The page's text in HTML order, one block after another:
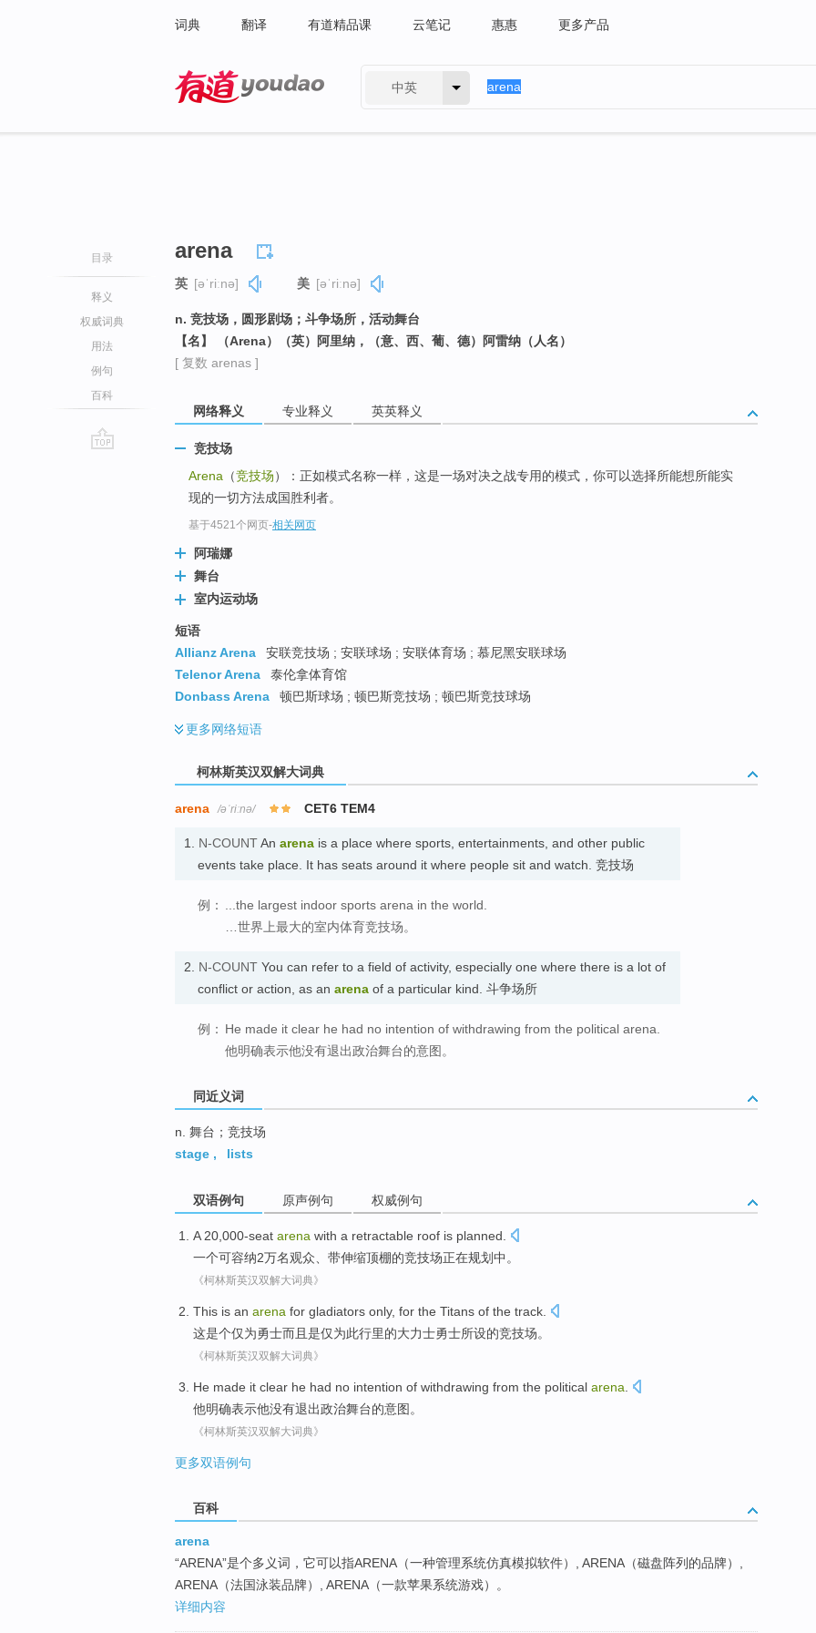
词典 翻译 有道精品课 云笔记 惠惠 更多产品
中英
目录
释义
权威词典
用法
例句
百科
arena
英 [əˈriːnə] 美 [əˈriːnə]
n. 竞技场，圆形剧场；斗争场所，活动舞台
【名】 （Arena）（英）阿里纳，（意、西、葡、德）阿雷纳（人名）
[ 复数 arenas ]
网络释义 专业释义 英英释义
竞技场
Arena （竞技场）：正如模式名称一样，这是一场对决之战专用的模式，你可以选择所能想所能实
现的一切方法成国胜利者。
基于4521个网页-相关网页
阿瑞娜
舞台
室内运动场
短语
Allianz Arena
安联竞技场 ; 安联球场 ; 安联体育场 ; 慕尼黑安联球场
Telenor Arena
泰伦拿体育馆
Donbass Arena
顿巴斯球场 ; 顿巴斯竞技场 ; 顿巴斯竞技球场
更多网络短语
柯林斯英汉双解大词典
arena /əˈriːnə/ CET6 TEM4
1. N-COUNTAn arena is a place where sports, entertainments, and other public
events take place. It has seats around it where people sit and watch. 竞技场
例：
...the largest indoor sports arena in the world.
…世界上最大的室内体育竞技场。
2. N-COUNT You can refer to a field of activity, especially one where there is a lot of
conflict or action, as an arena of a particular kind. 斗争场所
例： He made it clear he had no intention of withdrawing from the political arena.
他明确表示他没有退出政治舞台的意图。
同近义词
n. 舞台；竞技场
stage , lists
双语例句 原声例句 权威例句
A20,000-seat arena with a retractable roof is planned
一个可容纳2万名观众、带伸缩顶棚的竞技场正在规划中 。
《柯林斯英汉双解大词典》
This is an arena for gladiators only, for the Titans of the track.
这是个仅为勇士而且是仅为此行里的大力士勇士所设的竞技场。
《柯林斯英汉双解大词典》
He made it clear he had no intention of withdrawing from the political arena
他明确表示他没有退出政治舞台的意图 。
《柯林斯英汉双解大词典》
更多双语例句
百科
arena
“ARENA”是个多义词，它可以指ARENA（一种管理系统仿真模拟软件）, ARENA（磁盘阵列的品牌）,
ARENA（法国泳装品牌）, ARENA（一款苹果系统游戏）。
详细内容